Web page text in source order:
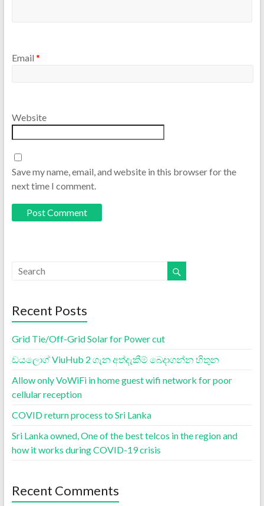
Email *
Website
Save my name, email, and website in this browser for the
next time I comment.
Recent Posts
Grid Tie/Off-Grid Solar for Power cut
ඩයලොග් ViuHub 2 ගැන අත්දැකීම් බෙදාගන්න හිතුන
Allow only VoWiFi in home guest wifi network for poor
cellular reception
COVID return process to Sri Lanka
Sri Lanka owned, One of the best telcos in the region and
how it works during COVID-19 crisis
Recent Comments